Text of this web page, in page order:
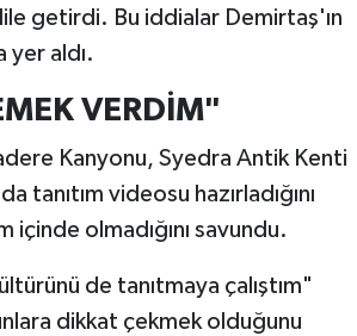
getirdi. Bu iddialar Demirtaş'ın
yer aldı.
VERDİM"
Kanyonu, Syedra Antik Kenti
tanıtım videosu hazırladığını
içinde olmadığını savundu.
de tanıtmaya çalıştım"
dikkat çekmek olduğunu